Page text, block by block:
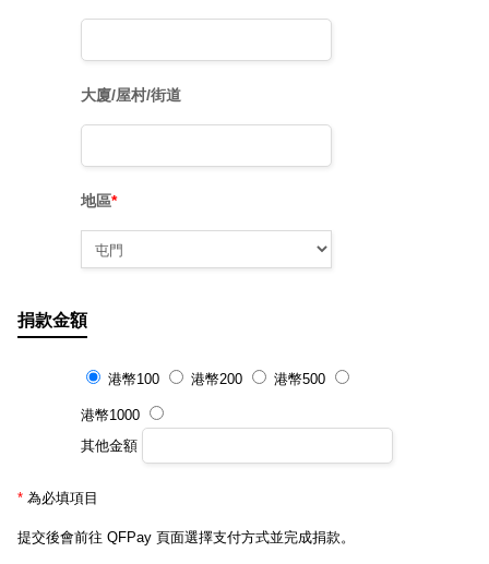
大廈/屋村/街道
地區*
捐款金額
港幣100 港幣200 港幣500
港幣1000
其他金額
* 為必填項目
提交後會前往 QFPay 頁面選擇支付方式並完成捐款。